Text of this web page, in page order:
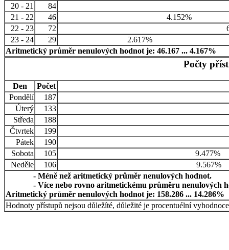
20 - 21
84
21 - 22
46
4.152%
22 - 23
72
23 - 24
29
2.617%
Aritmetický průměr nenulových hodnot je: 46.167 ... 4.167%
Počty
Den
Počet
Pondělí
187
Úterý
133
Středa
188
Čtvrtek
199
Pátek
190
Sobota
105
9.477%
Neděle
106
9.567%
- Méně než aritmetický průměr nenulových hodnot.
- Více nebo rovno aritmetickému průměru nenulových
Aritmetický průměr nenulových hodnot je: 158.286 ... 14.286%
Hodnoty přístupů nejsou důležíté, důležité je procentuélní